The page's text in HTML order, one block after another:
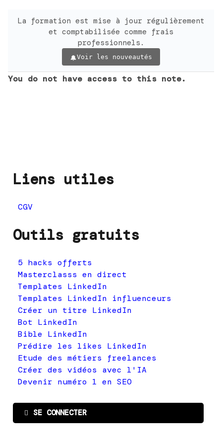
La formation est mise à jour régulièrement
et comptabilisée comme frais
professionnels.
Voir les nouveautés
You do not have access to this note.
Liens utiles
CGV
Outils gratuits
5 hacks offerts
Masterclasss en direct
Templates LinkedIn
Templates LinkedIn influenceurs
Créer un titre LinkedIn
Bot LinkedIn
Bible LinkedIn
Prédire les likes LinkedIn
Etude des métiers freelances
Créer des vidéos avec l'IA
Devenir numéro 1 en SEO
SE CONNECTER